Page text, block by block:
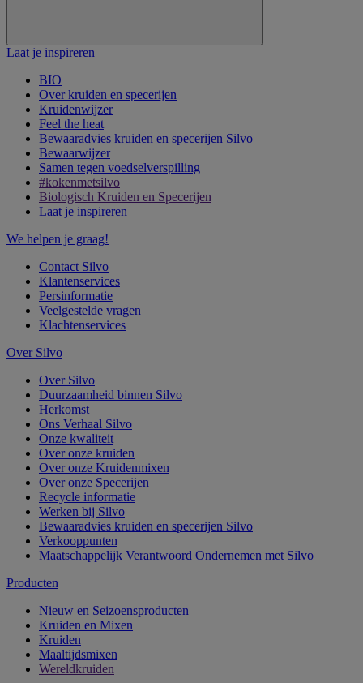
Laat je inspireren
BIO
Over kruiden en specerijen
Kruidenwijzer
Feel the heat
Bewaaradvies kruiden en specerijen Silvo
Bewaarwijzer
Samen tegen voedselverspilling
#kokenmetsilvo
Biologisch Kruiden en Specerijen
Laat je inspireren
We helpen je graag!
Contact Silvo
Klantenservices
Persinformatie
Veelgestelde vragen
Klachtenservices
Over Silvo
Over Silvo
Duurzaamheid binnen Silvo
Herkomst
Ons Verhaal Silvo
Onze kwaliteit
Over onze kruiden
Over onze Kruidenmixen
Over onze Specerijen
Recycle informatie
Werken bij Silvo
Bewaaradvies kruiden en specerijen Silvo
Verkooppunten
Maatschappelijk Verantwoord Ondernemen met Silvo
Producten
Nieuw en Seizoensproducten
Kruiden en Mixen
Kruiden
Maaltijdsmixen
Wereldkruiden